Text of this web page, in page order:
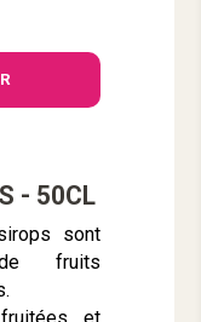
- 50CL
sont
fruits